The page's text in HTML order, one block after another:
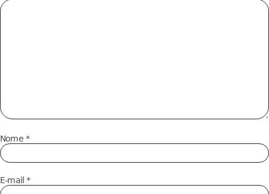
Nome *
E-mail*